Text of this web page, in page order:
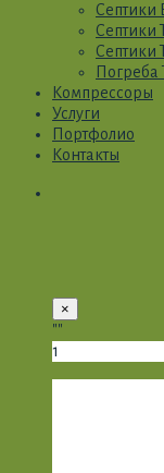
Септики
Септики
Компрессоры
Услуги
Портфолио
Контакты
×
""
1